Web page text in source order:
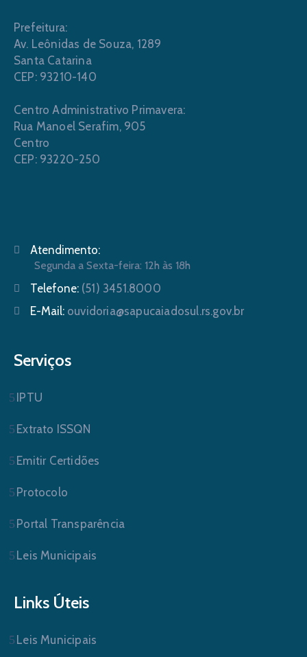
Prefeitura:
Av. Leônidas de Souza, 1289
Santa Catarina
CEP: 93210-140
Centro Administrativo Primavera:
Rua Manoel Serafim, 905
Centro
CEP: 93220-250
Atendimento:
Segunda a Sexta-feira: 12h às 18h
Telefone: (51) 3451.8000
E-Mail: ouvidoria@sapucaiadosul.rs.gov.br
Serviços
IPTU
Extrato ISSQN
Emitir Certidões
Protocolo
Portal Transparência
Leis Municipais
Links Úteis
Leis Municipais